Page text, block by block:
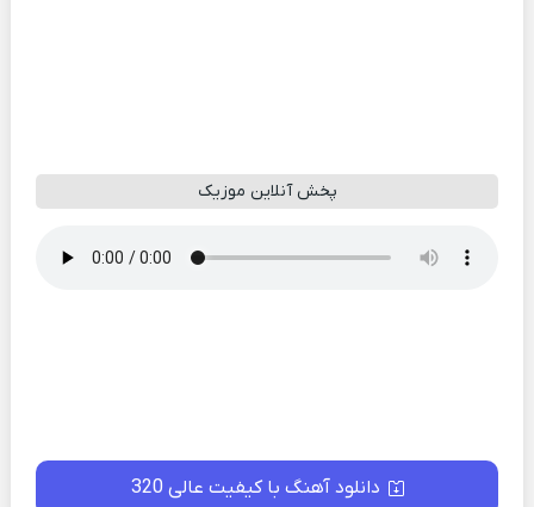
پخش آنلاین موزیک
دانلود آهنگ با کیفیت عالی 320